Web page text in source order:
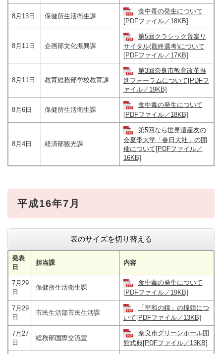
8月13日 保健所生活衛生課
食中毒の発生について
[PDFファイル／18KB]
8月11日 企画部文化振興課
第5回クラシック音楽リ
サイタル(最終選考)について
[PDFファイル／17KB]
8月11日 教育総務部学校教育課
第3回奈良市教育改革推
進フォーラムについて[PDFフ
ァイル／19KB]
8月6日 保健所生活衛生課
食中毒の発生について
[PDFファイル／18KB]
8月4日 経済部観光課
第5回なら世界遺産友の
会夏季大学「春日大社」の開
催について[PDFファイル／
16KB]
平成16年7月
表のサイズを切り替える
発表
日
担当課 内容
7月29
日
保健所生活衛生課
食中毒の発生について
[PDFファイル／19KB]
7月29
日
市民生活部市民生活課
「平和の鐘」の撞鐘につ
いて[PDFファイル／13KB]
7月27
日
総務部国際交流室
奈良市グリーンホール開
館式典[PDFファイル／13KB]